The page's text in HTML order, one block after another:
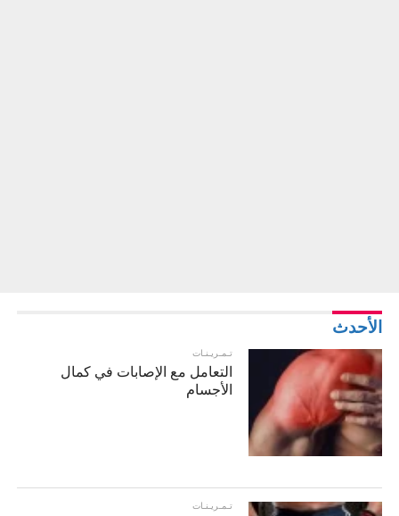
الأحدث
تـمـريـنـات
التعامل مع الإصابات في كمال
الأجسام
تـمـريـنـات